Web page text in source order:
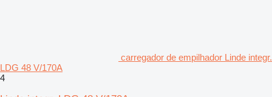
carregador de empilhador Linde integr.
LDG 48 V/170A
4